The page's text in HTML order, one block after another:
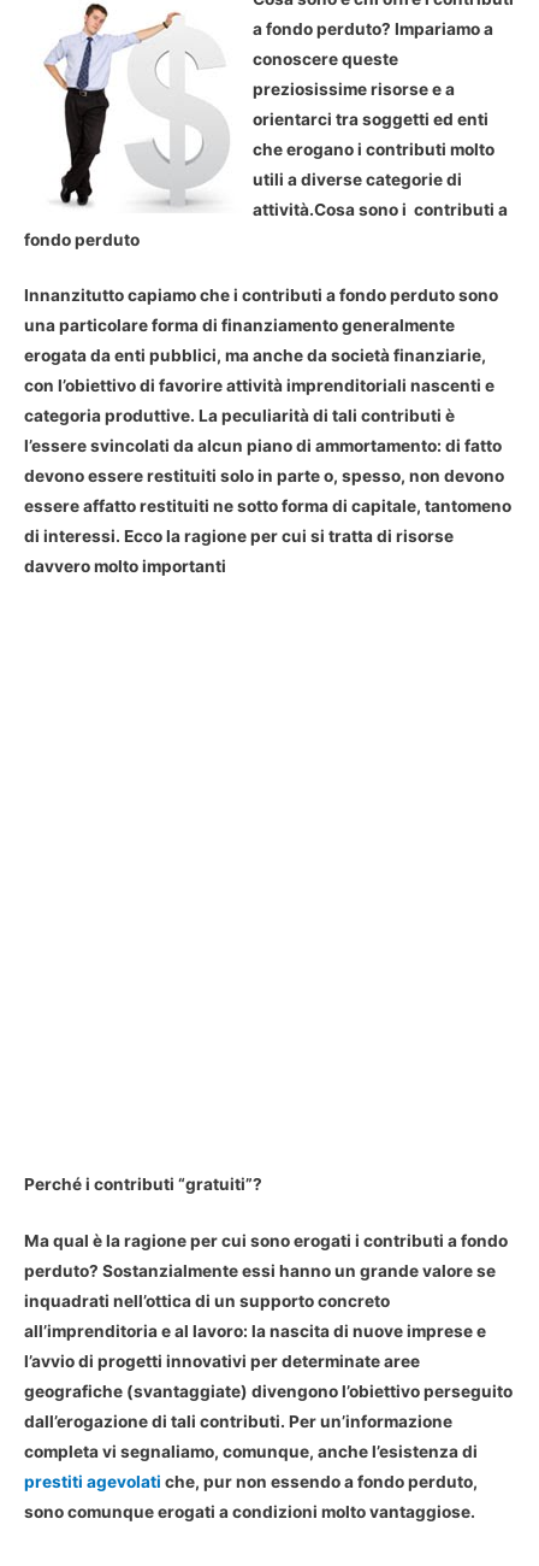
a fondo perduto? Impariamo a
conoscere queste
preziosissime risorse e a
orientarci tra soggetti ed enti
che erogano i contributi molto
utili a diverse categorie di
attività.Cosa sono i contributi a
fondo perduto
Innanzitutto capiamo che i contributi a fondo perduto sono
una particolare forma di finanziamento generalmente
erogata da enti pubblici, ma anche da società finanziarie,
con l’obiettivo di favorire attività imprenditoriali nascenti e
categoria produttive. La peculiarità di tali contributi è
l’essere svincolati da alcun piano di ammortamento: di fatto
devono essere restituiti solo in parte o, spesso, non devono
essere affatto restituiti ne sotto forma di capitale, tantomeno
di interessi. Ecco la ragione per cui si tratta di risorse
davvero molto importanti
Perché i contributi “gratuiti”?
Ma qual è la ragione per cui sono erogati i contributi a fondo
perduto? Sostanzialmente essi hanno un grande valore se
inquadrati nell’ottica di un supporto concreto
all’imprenditoria e al lavoro: la nascita di nuove imprese e
l’avvio di progetti innovativi per determinate aree
geografiche (svantaggiate) divengono l’obiettivo perseguito
dall’erogazione di tali contributi. Per un’informazione
completa vi segnaliamo, comunque, anche l’esistenza di
prestiti agevolati che, pur non essendo a fondo perduto,
sono comunque erogati a condizioni molto vantaggiose.